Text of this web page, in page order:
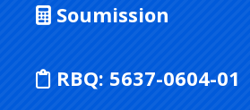
Soumission
RBQ: 5637-0604-01